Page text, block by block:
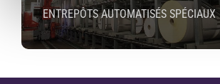
ENTREPÔTS AUTOMATISÉS SPÉCIAUX